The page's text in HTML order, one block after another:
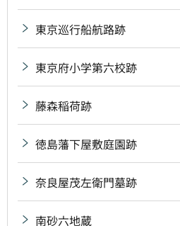
東京巡行船航路跡
東京府小学第六校跡
藤森稲荷跡
徳島藩下屋敷庭園跡
奈良屋茂左衛門墓跡
南砂六地蔵